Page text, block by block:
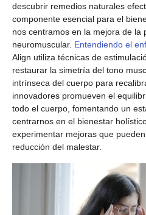
descubrir remedios naturales
componente esencial para el
nos centramos en la mejora de la
neuromuscular. Entendiendo el
Align utiliza técnicas de
restaurar la simetría del tono
intrínseca del cuerpo para
innovadores promueven el
todo el cuerpo, fomentando un
centrarnos en el bienestar
experimentar mejoras que
reducción del malestar.